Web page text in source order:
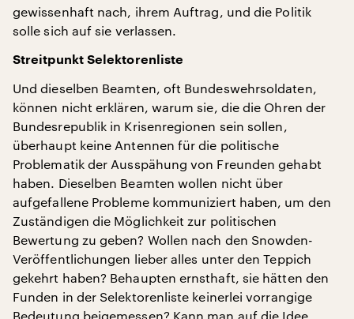
gewissenhaft nach, ihrem Auftrag, und die Politik
solle sich auf sie verlassen.
Streitpunkt Selektorenliste
Und dieselben Beamten, oft Bundeswehrsoldaten,
können nicht erklären, warum sie, die die Ohren der
Bundesrepublik in Krisenregionen sein sollen,
überhaupt keine Antennen für die politische
Problematik der Ausspähung von Freunden gehabt
haben. Dieselben Beamten wollen nicht über
aufgefallene Probleme kommuniziert haben, um den
Zuständigen die Möglichkeit zur politischen
Bewertung zu geben? Wollen nach den Snowden-
Veröffentlichungen lieber alles unter den Teppich
gekehrt haben? Behaupten ernsthaft, sie hätten den
Funden in der Selektorenliste keinerlei vorrangige
Bedeutung beigemessen? Kann man auf die Idee